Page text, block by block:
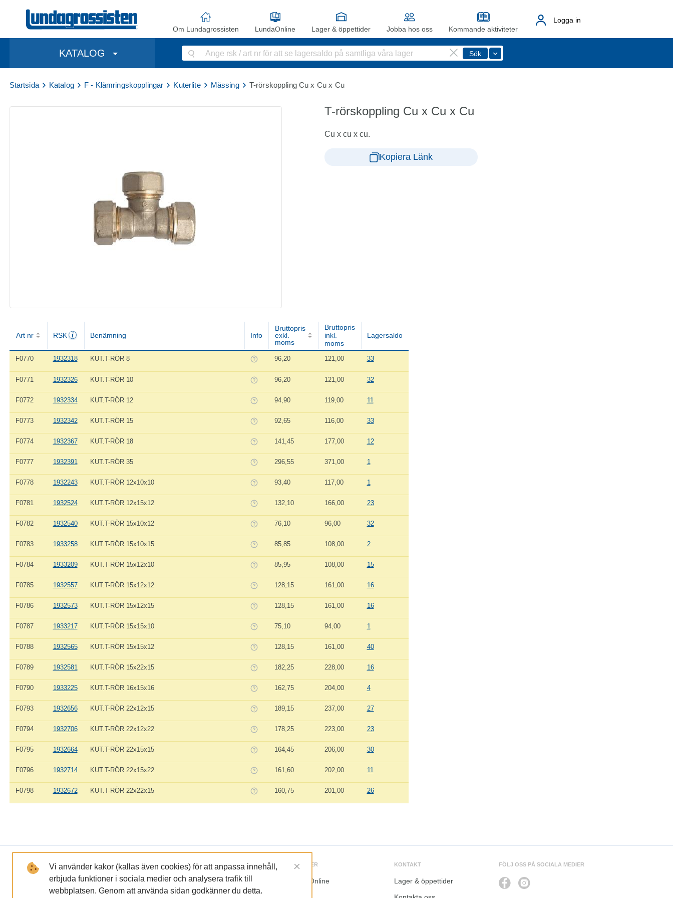
Om Lundagrossisten LundaOnline Lager & öppettider Jobba hos oss Kommande aktiviteter
Logga in
KATALOG
Startsida Katalog F - Klämringskopplingar Kuterlite Mässing T-rörskoppling Cu x Cu x Cu
T-rörskoppling Cu x Cu x Cu
Cu x cu x cu.
Kopiera Länk
Art nr RSK Benämning Info
Bruttopris
exkl.
moms
Bruttopris
inkl.
moms
Lagersaldo
F0770 1932318 KUT.T-RÖR 8 96,20 121,00 33
F0771 1932326 KUT.T-RÖR 10 96,20 121,00 32
F0772 1932334 KUT.T-RÖR 12 94,90 119,00 11
F0773 1932342 KUT.T-RÖR 15 92,65 116,00 33
F0774 1932367 KUT.T-RÖR 18 141,45 177,00 12
F0777 1932391 KUT.T-RÖR 35 296,55 371,00 1
F0778 1932243 KUT.T-RÖR 12x10x10 93,40 117,00 1
F0781 1932524 KUT.T-RÖR 12x15x12 132,10 166,00 23
F0782 1932540 KUT.T-RÖR 15x10x12 76,10 96,00 32
F0783 1933258 KUT.T-RÖR 15x10x15 85,85 108,00 2
F0784 1933209 KUT.T-RÖR 15x12x10 85,95 108,00 15
F0785 1932557 KUT.T-RÖR 15x12x12 128,15 161,00 16
F0786 1932573 KUT.T-RÖR 15x12x15 128,15 161,00 16
F0787 1933217 KUT.T-RÖR 15x15x10 75,10 94,00 1
F0788 1932565 KUT.T-RÖR 15x15x12 128,15 161,00 40
F0789 1932581 KUT.T-RÖR 15x22x15 182,25 228,00 16
F0790 1933225 KUT.T-RÖR 16x15x16 162,75 204,00 4
F0793 1932656 KUT.T-RÖR 22x12x15 189,15 237,00 27
F0794 1932706 KUT.T-RÖR 22x12x22 178,25 223,00 23
F0795 1932664 KUT.T-RÖR 22x15x15 164,45 206,00 30
F0796 1932714 KUT.T-RÖR 22x15x22 161,60 202,00 11
F0798 1932672 KUT.T-RÖR 22x22x15 160,75 201,00 26
LÄNKAR
GDPR och Integritetspolicy
FÖRETAGET
Om oss
TJÄNSTER
LundaOnline
KONTAKT
Lager & öppettider
FÖLJ OSS PÅ SOCIALA MEDIER
Vi använder kakor (kallas även cookies) för att anpassa innehåll,
erbjuda funktioner i sociala medier och analysera trafik till
webbplatsen. Genom att använda sidan godkänner du detta.